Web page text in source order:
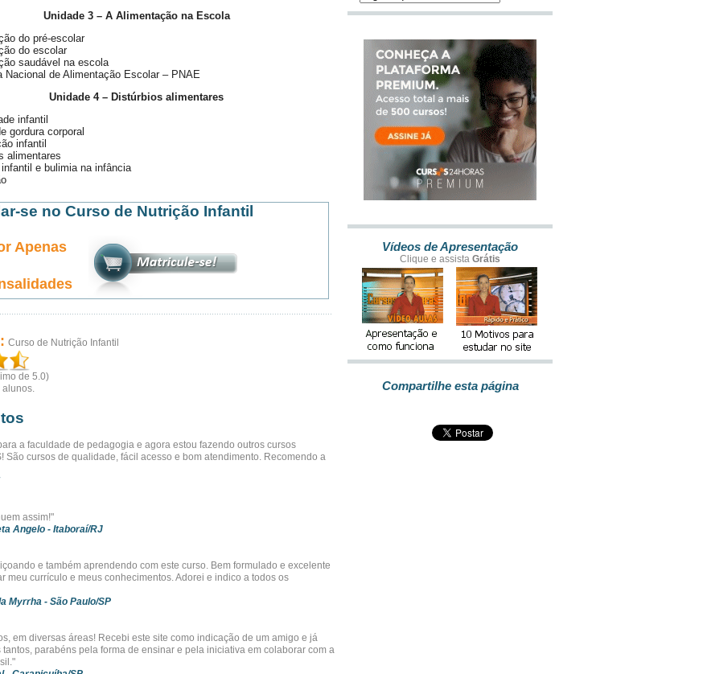
Unidade 3 – A Alimentação na Escola
do pré-escolar
do escolar
saudável na escola
Nacional de Alimentação Escolar – PNAE
Unidade 4 – Distúrbios alimentares
infantil
gordura corporal
infantil
alimentares
e bulimia na infância
se no Curso de Nutrição Infantil
Apenas
Curso de Nutrição Infantil
de 5.0)
alunos.
a faculdade de pedagogia e agora estou fazendo outros cursos
São cursos de qualidade, fácil acesso e bom atendimento. Recomendo a
assim!"
Angelo - Itaboraí/RJ
e também aprendendo com este curso. Bem formulado e excelente
meu currículo e meus conhecimentos. Adorei e indico a todos os
Myrrha - São Paulo/SP
em diversas áreas! Recebi este site como indicação de um amigo e já
tantos, parabéns pela forma de ensinar e pela iniciativa em colaborar com a
Vídeos de Apresentação
Clique e assista Grátis
Compartilhe esta página